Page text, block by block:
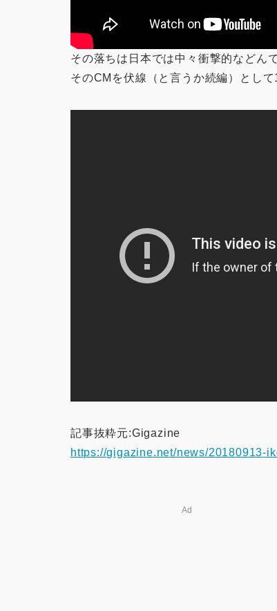
その落ちは日本では中々衝撃的などん
そのCMを伏線（と言うか続編）とし
記事抜粋元:Gigazine
https://gigazine.net/news/20180913-
Ad